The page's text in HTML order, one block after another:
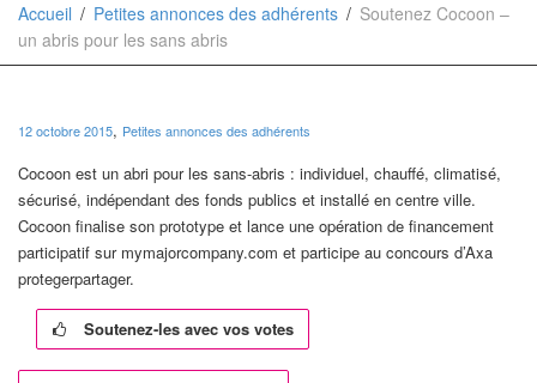
Accueil Petites annonces des adhérents
Soutenez Cocoon –
un abris pour les sans abris
12 octobre 2015, Petites annonces des adhérents
Cocoon est un abri pour les sans-abris : individuel, chauffé, climatisé,
sécurisé, indépendant des fonds publics et installé en centre ville.
Cocoon finalise son prototype et lance une opération de financement
participatif sur mymajorcompany.com et participe au concours d’Axa
protegerpartager.
Soutenez-les avec vos votes